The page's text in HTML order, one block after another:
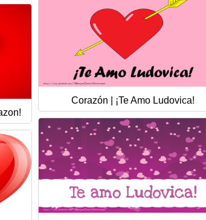
Corazón | ¡Te Amo Ludovica!